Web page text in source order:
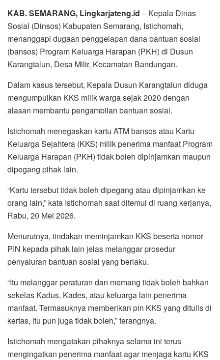
KAB. SEMARANG, Lingkarjateng.id – Kepala Dinas
Sosial (Dinsos) Kabupaten Semarang, Istichomah,
menanggapi dugaan penggelapan dana bantuan sosial
(bansos) Program Keluarga Harapan (PKH) di Dusun
Karangtalun, Desa Milir, Kecamatan Bandungan.
Dalam kasus tersebut, Kepala Dusun Karangtalun diduga
mengumpulkan KKS milik warga sejak 2020 dengan
alasan membantu pengambilan bantuan sosial.
Istichomah menegaskan kartu ATM bansos atau Kartu
Keluarga Sejahtera (KKS) milik penerima manfaat Program
Keluarga Harapan (PKH) tidak boleh dipinjamkan maupun
dipegang pihak lain.
“Kartu tersebut tidak boleh dipegang atau dipinjamkan ke
orang lain,” kata Istichomah saat ditemui di ruang kerjanya,
Rabu, 20 Mei 2026.
Menurutnya, tindakan meminjamkan KKS beserta nomor
PIN kepada pihak lain jelas melanggar prosedur
penyaluran bantuan sosial yang berlaku.
“Itu melanggar peraturan dan memang tidak boleh bahkan
sekelas Kadus, Kades, atau keluarga lain penerima
manfaat. Termasuknya memberikan pin KKS yang ditulis di
kertas, itu pun juga tidak boleh,” terangnya.
Istichomah mengatakan pihaknya selama ini terus
mengingatkan penerima manfaat agar menjaga kartu KKS